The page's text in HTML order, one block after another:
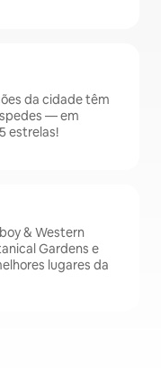
da cidade têm
— em
estrelas!
& Western
Gardens e
lugares da